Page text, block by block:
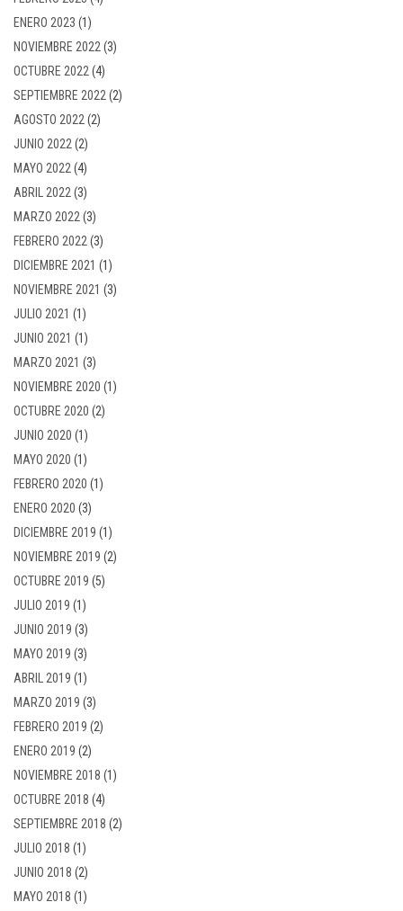
ENERO 2023 (1)
NOVIEMBRE 2022 (3)
OCTUBRE 2022 (4)
SEPTIEMBRE 2022 (2)
AGOSTO 2022 (2)
JUNIO 2022 (2)
MAYO 2022 (4)
ABRIL 2022 (3)
MARZO 2022 (3)
FEBRERO 2022 (3)
DICIEMBRE 2021 (1)
NOVIEMBRE 2021 (3)
JULIO 2021 (1)
JUNIO 2021 (1)
MARZO 2021 (3)
NOVIEMBRE 2020 (1)
OCTUBRE 2020 (2)
JUNIO 2020 (1)
MAYO 2020 (1)
FEBRERO 2020 (1)
ENERO 2020 (3)
DICIEMBRE 2019 (1)
NOVIEMBRE 2019 (2)
OCTUBRE 2019 (5)
JULIO 2019 (1)
JUNIO 2019 (3)
MAYO 2019 (3)
ABRIL 2019 (1)
MARZO 2019 (3)
FEBRERO 2019 (2)
ENERO 2019 (2)
NOVIEMBRE 2018 (1)
OCTUBRE 2018 (4)
SEPTIEMBRE 2018 (2)
JULIO 2018 (1)
JUNIO 2018 (2)
MAYO 2018 (1)